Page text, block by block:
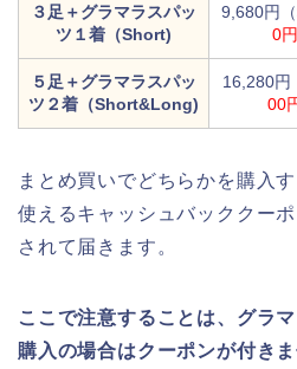
３足＋グラマラスパッ
ツ１着（Short)
9,680円
0
５足＋グラマラスパッ
ツ２着（Short&Long)
16,280円
00
まとめ買いでどちらかを購入
使えるキャッシュバッククー
されて届きます。
ここで注意することは、グラ
購入の場合はクーポンが付き